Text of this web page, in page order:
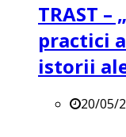
TRAST
practici
istorii
20/05/